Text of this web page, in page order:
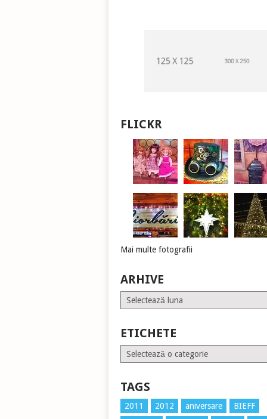
FLICKR
Mai multe fotografii
ARHIVE
Arhive
ETICHETE
Etichete
TAGS
2011 2012 aniversare
BIEFF